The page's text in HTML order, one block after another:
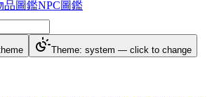
品圖鑑NPC圖鑑
Theme: system — click to change